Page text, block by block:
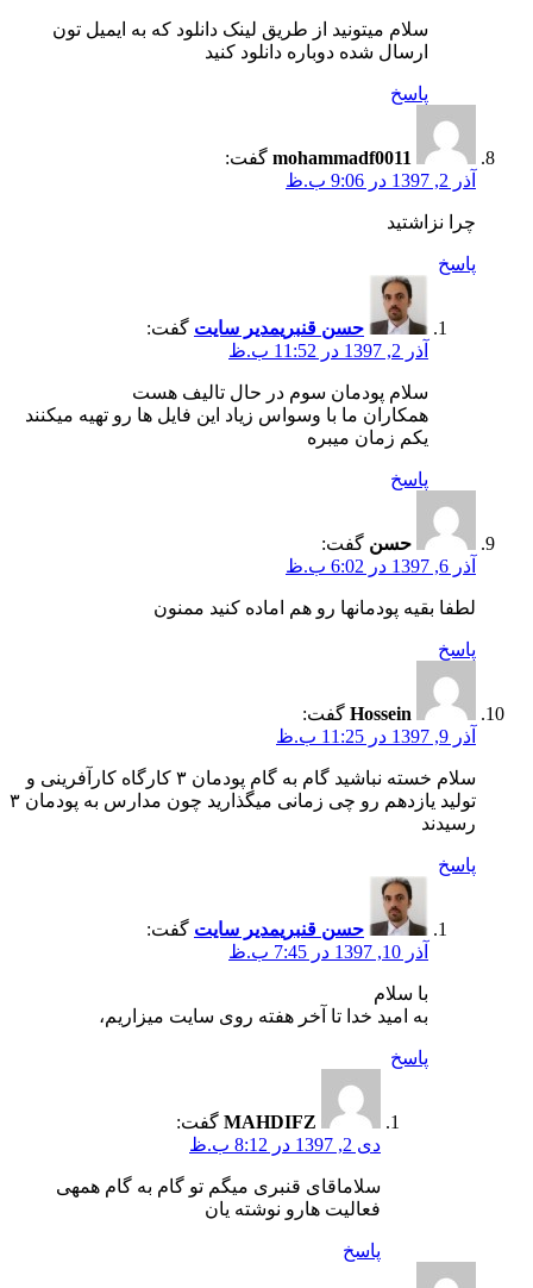
سلام میتونید از طریق لینک دانلود که به ایمیل تون
ارسال شده دوباره دانلود کنید
پاسخ
mohammadf0011 گفت:
آذر 2, 1397 در 9:06 ب.ظ
چرا نزاشتید
پاسخ
حسن قنبریمدیر سایت گفت:
آذر 2, 1397 در 11:52 ب.ظ
سلام پودمان سوم در حال تالیف هست
همکاران ما با وسواس زیاد این فایل ها رو تهیه میکنند
یکم زمان میبره
پاسخ
حسن گفت:
آذر 6, 1397 در 6:02 ب.ظ
لطفا بقیه پودمانها رو هم اماده کنید ممنون
پاسخ
Hossein گفت:
آذر 9, 1397 در 11:25 ب.ظ
سلام خسته نباشید گام به گام پودمان ۳ کارگاه کارآفرینی و
تولید یازدهم رو چی زمانی میگذارید چون مدارس به پودمان ۳
رسیدند
پاسخ
حسن قنبریمدیر سایت گفت:
آذر 10, 1397 در 7:45 ب.ظ
با سلام
به امید خدا تا آخر هفته روی سایت میزاریم،
پاسخ
MAHDIFZ گفت:
دی 2, 1397 در 8:12 ب.ظ
سلاماقای قنبری میگم تو گام به گام همهی
فعالیت هارو نوشته یان
پاسخ